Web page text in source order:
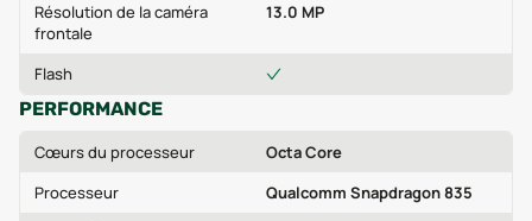
Résolution de la caméra
frontale
13.0 MP
Flash
PERFORMANCE
Cœurs du processeur
Octa Core
Processeur
Qualcomm Snapdragon 835